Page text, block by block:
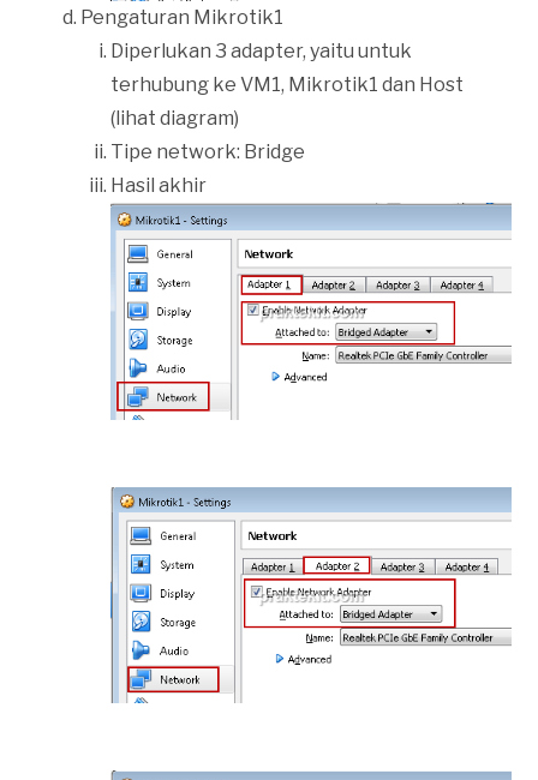
Pengaturan Mikrotik1
Diperlukan 3 adapter, yaitu untuk
terhubung ke VM1, Mikrotik1 dan Host
(lihat diagram)
Tipe network: Bridge
Hasil akhir